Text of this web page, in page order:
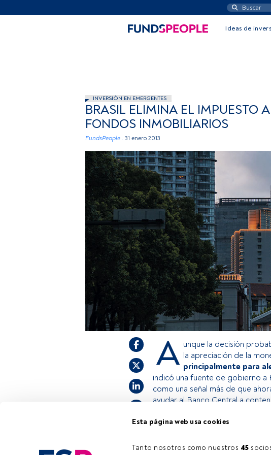
Esta página web usa cookies
Tanto nosotros como nuestros 45
Ideas de
INVERSIÓN EN EMERGENTES
BRASIL ELIMINA EL IMPUESTO
FONDOS INMOBILIARIOS
FundsPeople . 31 enero 2013
A unque la decisión
la apreciación de la
principalmente para
indicó una fuente de gobierno a
como una señal más de que
ayudar al Banco Central a
estás registrado, accede